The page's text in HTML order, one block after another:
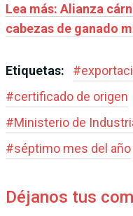
Lea más: Alianza
cabezas de ganado
Etiquetas: #
#certificado de origen
#Ministerio de
#séptimo mes del año
Déjanos tus